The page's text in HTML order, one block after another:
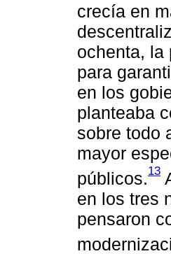
crecía en
ochenta, la
para
en los
planteaba
sobre todo
mayor
públicos.13
en los tres
pensaron